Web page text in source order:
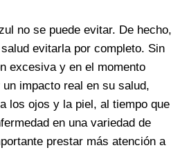
no se puede evitar. De hecho,
evitarla por completo. Sin
excesiva y en el momento
impacto real en su salud,
los ojos y la piel, al tiempo que
en una variedad de
prestar más atención a